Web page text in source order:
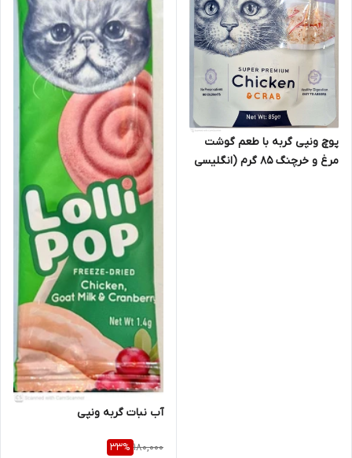
پوچ ونپی گربه با طعم گوشت
مرغ و خرچنگ 85 گرم (انگلیسی
آب نبات گربه ونپی
180,000
33%